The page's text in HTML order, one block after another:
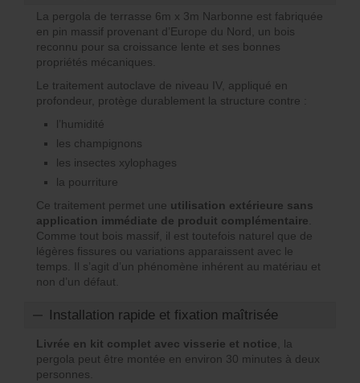
La pergola de terrasse 6m x 3m Narbonne est fabriquée
en pin massif provenant d’Europe du Nord, un bois
reconnu pour sa croissance lente et ses bonnes
propriétés mécaniques.
Le traitement autoclave de niveau IV, appliqué en
profondeur, protège durablement la structure contre :
l’humidité
les champignons
les insectes xylophages
la pourriture
Ce traitement permet une utilisation extérieure sans
application immédiate de produit complémentaire
Comme tout bois massif, il est toutefois naturel que de
légères fissures ou variations apparaissent avec le
temps. Il s’agit d’un phénomène inhérent au matériau et
non d’un défaut.
Installation rapide et fixation maîtrisée
Livrée en kit complet avec visserie et notice , la
pergola peut être montée en environ 30 minutes à deux
personnes.